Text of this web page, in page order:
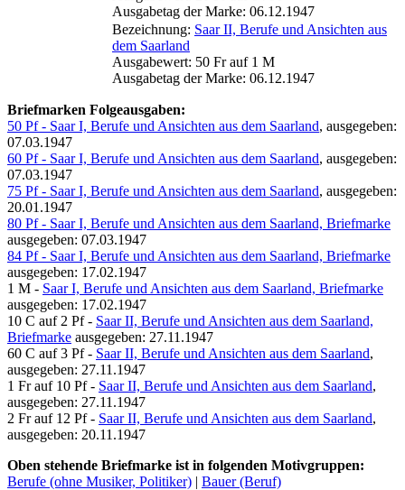
Ausgabetag der Marke: 06.12.1947
Bezeichnung: Saar II, Berufe und Ansichten aus
dem Saarland
Ausgabewert: 50 Fr auf 1 M
Ausgabetag der Marke: 06.12.1947
Briefmarken Folgeausgaben:
50 Pf - Saar I, Berufe und Ansichten aus dem Saarland, ausgegeben:
07.03.1947
60 Pf - Saar I, Berufe und Ansichten aus dem Saarland, ausgegeben:
07.03.1947
75 Pf - Saar I, Berufe und Ansichten aus dem Saarland, ausgegeben:
20.01.1947
80 Pf - Saar I, Berufe und Ansichten aus dem Saarland, Briefmarke
ausgegeben: 07.03.1947
84 Pf - Saar I, Berufe und Ansichten aus dem Saarland, Briefmarke
ausgegeben: 17.02.1947
1 M - Saar I, Berufe und Ansichten aus dem Saarland, Briefmarke
ausgegeben: 17.02.1947
10 C auf 2 Pf - Saar II, Berufe und Ansichten aus dem Saarland,
Briefmarke ausgegeben: 27.11.1947
60 C auf 3 Pf - Saar II, Berufe und Ansichten aus dem Saarland,
ausgegeben: 27.11.1947
1 Fr auf 10 Pf - Saar II, Berufe und Ansichten aus dem Saarland,
ausgegeben: 27.11.1947
2 Fr auf 12 Pf - Saar II, Berufe und Ansichten aus dem Saarland,
ausgegeben: 20.11.1947
Oben stehende Briefmarke ist in folgenden Motivgruppen:
Berufe (ohne Musiker, Politiker) | Bauer (Beruf)